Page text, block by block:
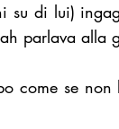
su di lui)
parlava alla
se non